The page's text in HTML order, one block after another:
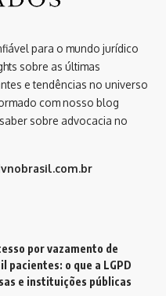
para o mundo jurídico
sobre as últimas
e tendências no universo
com nosso blog
sobre advocacia no
por vazamento de
pacientes: o que a LGPD
e instituições públicas